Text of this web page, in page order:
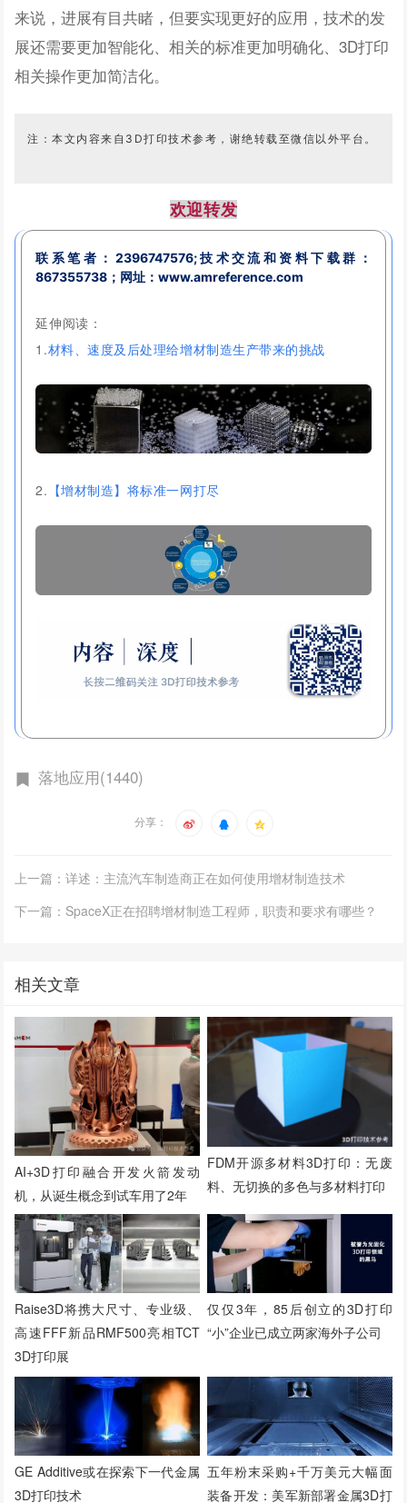
来说，进展有目共睹，但要实现更好的应用，技术的发
展还需要更加智能化、相关的标准更加明确化、3D打印
相关操作更加简洁化。
注：本文内容来自3D打印技术参考， 谢绝转载至微信以外平台。
欢迎转发
联系笔者： 2396747576;技术交流和资料下载群：
867355738； 网址：www.amreference.com
延伸阅读：
1.材料、速度及后处理给增材制造生产带来的挑战
2. 【增材制造】将标准一网打尽
落地应用(1440)
分享：
上一篇：详述：主流汽车制造商正在如何使用增材制造技术
下一篇：SpaceX正在招聘增材制造工程师，职责和要求有哪些？
相关文章
AI+3D打印融合开发火箭发动
机，从诞生概念到试车用了2年
FDM开源多材料3D打印：无废
料、无切换的多色与多材料打印
Raise3D将携大尺寸、专业级、
高速FFF新品RMF500亮相TCT
3D打印展
仅仅3年，85后创立的3D打印
“小”企业已成立两家海外子公司
GE Additive或在探索下一代金属
3D打印技术
五年粉末采购+千万美元大幅面
装备开发：美军新部署金属3D打